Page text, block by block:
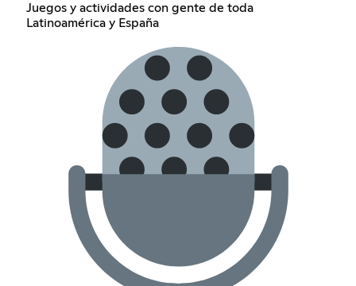
Juegos y actividades con gente de toda
Latinoamérica y España